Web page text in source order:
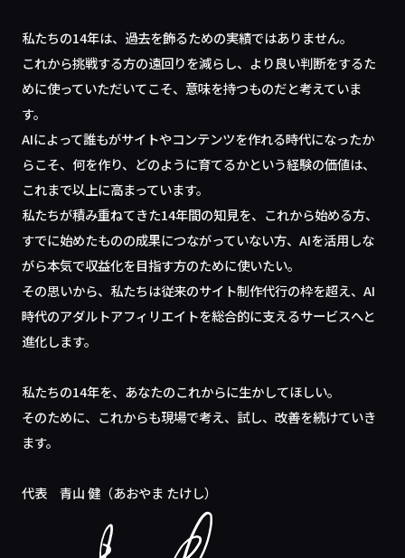
私たちの14年は、過去を飾るための実績ではありません。
これから挑戦する方の遠回りを減らし、より良い判断をするた
めに使っていただいてこそ、意味を持つものだと考えていま
す。
AIによって誰もがサイトやコンテンツを作れる時代になったか
らこそ、何を作り、どのように育てるかという経験の価値は、
これまで以上に高まっています。
私たちが積み重ねてきた14年間の知見を、これから始める方、
すでに始めたものの成果につながっていない方、AIを活用しな
がら本気で収益化を目指す方のために使いたい。
その思いから、私たちは従来のサイト制作代行の枠を超え、AI
時代のアダルトアフィリエイトを総合的に支えるサービスへと
進化します。
私たちの14年を、あなたのこれからに生かしてほしい。
そのために、これからも現場で考え、試し、改善を続けていき
ます。
代表 青山 健（あおやま たけし）